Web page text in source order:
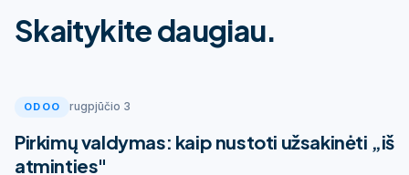
Skaitykite daugiau.
ODOO rugpjūčio 3
Pirkimų valdymas: kaip nustoti užsakinėti „iš
atminties"